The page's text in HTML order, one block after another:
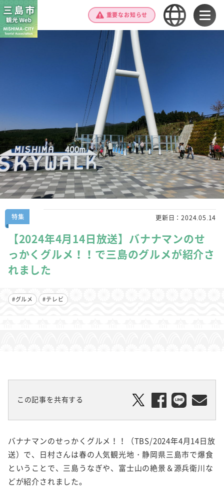
重要なお知らせ
特集 更新日：2024.05.14
【2024年4月14日放送】バナナマンのせ
っかくグルメ！！で三島のグルメが紹介さ
れました
#グルメ #テレビ
この記事を共有する
バナナマンのせっかくグルメ！！（TBS/2024年4月14日放
送）で、日村さんは春の人気観光地・静岡県三島市で爆食
ということで、三島うなぎや、富士山の絶景＆源兵衛川な
どが紹介されました。